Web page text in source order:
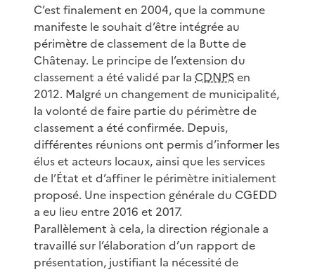
C’est finalement en 2004, que la commune
manifeste le souhait d’être intégrée au
périmètre de classement de la Butte de
Châtenay. Le principe de l’extension du
classement a été validé par la CDNPSen
2012. Malgré un changement de municipalité,
la volonté de faire partie du périmètre de
classement a été confirmée. Depuis,
différentes réunions ont permis d’informer les
élus et acteurs locaux, ainsi que les services
de l’État et d’affiner le périmètre initialement
proposé. Une inspection générale du CGEDD
a eu lieu entre 2016 et 2017.
Parallèlement à cela, la direction régionale a
travaillé sur l’élaboration d’un rapport de
présentation, justifiant la nécessité de